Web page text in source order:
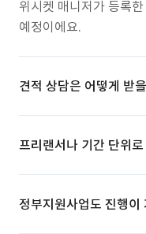
위시켓 매니저가 등록
예정이에요.
견적 상담은 어떻게 받
프리랜서나 기간 단위
정부지원사업도 진행이